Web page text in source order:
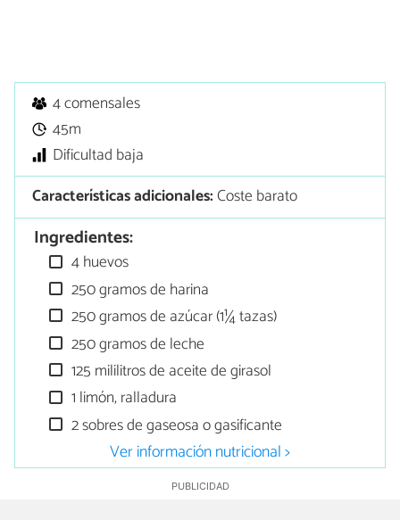
4 comensales
45m
Dificultad baja
Características adicionales:Coste barato
Ingredientes:
4 huevos
250 gramos de harina
250 gramos de azúcar (1¼ tazas)
250 gramos de leche
125 mililitros de aceite de girasol
1 limón, ralladura
2 sobres de gaseosa o gasificante
Ver información nutricional >